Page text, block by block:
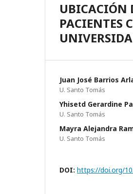
UBICACIÓN
PACIENTES
Juan José Barrios
U. Santo Tomás
Yhisetd Gerardine
U. Santo Tomás
Mayra Alejandra
U. Santo Tomás
DOI: https://doi.org/